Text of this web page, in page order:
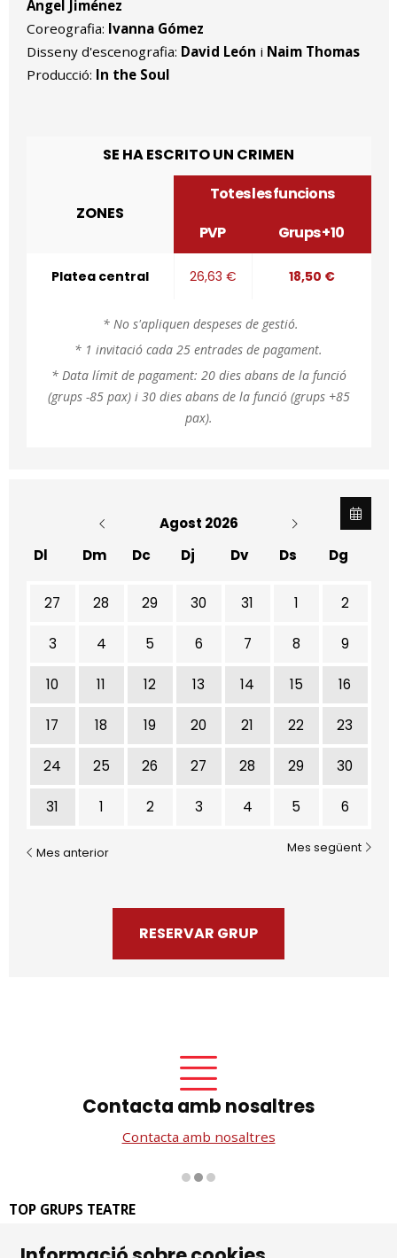
Ángel Jiménez
Coreografia: Ivanna Gómez
Disseny d'escenografia: David León i Naim Thomas
Producció: In the Soul
SE HA ESCRITO UN CRIMEN
ZONES
Totes les funcions
PVP
Grups +10
Platea central 26,63 € 18,50 €
* No s'apliquen despeses de gestió.
* 1 invitació cada 25 entrades de pagament.
* Data límit de pagament: 20 dies abans de la funció
(grups -85 pax) i 30 dies abans de la funció (grups +85
pax).
Agost 2026
Dl
Dm Dc Dj Dv Ds Dg
No hi ha cap activitat aquest mes
27 28 29 30 31 1 2
3 4 5 6 7 8 9
10 11 12 13 14 15 16
17 18 19 20 21 22 23
24 25 26 27 28 29 30
31 1 2 3 4 5 6
Mes anterior Mes següent
RESERVAR GRUP
Contacta amb nosaltres
Contacta amb nosaltres
TOP GRUPS TEATRE